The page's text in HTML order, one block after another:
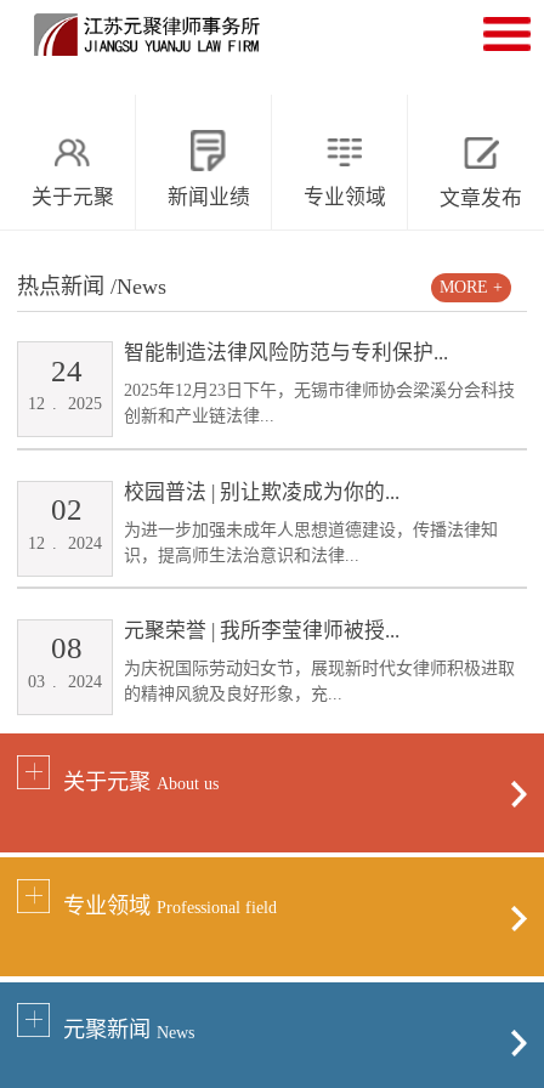
关于元聚 新闻业绩 专业领域 文章发布
热点新闻 /News
智能制造法律风险防范与专利保护...
2025年12月23日下午，无锡市律师协会梁溪分会科技
创新和产业链法律...
12 . 2025
24
校园普法 | 别让欺凌成为你的...
为进一步加强未成年人思想道德建设，传播法律知
识，提高师生法治意识和法律...
12 2024
02
元聚荣誉 | 我所李莹律师被授...
为庆祝国际劳动妇女节，展现新时代女律师积极进取
的精神风貌及良好形象，充...
03 2024
08
MORE +
关于元聚 About us
专业领域 Professional field
元聚新闻 News